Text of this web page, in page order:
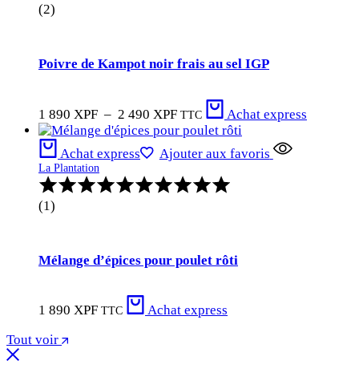
(2)
Poivre de Kampot noir frais au sel IGP
1 890 XPF – 2 490 XPF
de
prix :
1
à
TTC Achat express
Achat express Ajouter aux favoris
La Plantation
(1)
Mélange d’épices pour poulet rôti
1 890 XPF TTC
Achat express
Tout voir